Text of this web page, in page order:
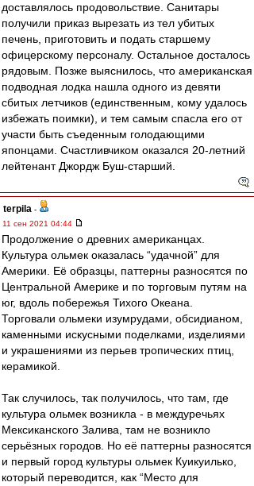
доставлялось продовольствие. Санитары
получили приказ вырезать из тел убитых
печень, приготовить и подать старшему
офицерскому персоналу. Остальное досталось
рядовым. Позже выяснилось, что американская
подводная лодка нашла одного из девяти
сбитых летчиков (единственным, кому удалось
избежать поимки), и тем самым спасла его от
участи быть съеденным голодающими
японцами. Счастливчиком оказался 20-летний
лейтенант Джордж Буш-старший.
terpila -
11 сен 2021 04:44
Продолжение о древних американцах.
Культура ольмек оказалась “удачной” для
Америки. Её образцы, паттерны разносятся по
Центральной Америке и по торговым путям на
юг, вдоль побережья Тихого Океана.
Торговали ольмеки изумрудами, обсидианом,
каменными искусными поделками, изделиями
и украшениями из перьев тропических птиц,
керамикой.
Так случилось, так получилось, что там, где
культура ольмек возникла - в междуречьях
Мексиканского Залива, там не возникло
серьёзных городов. Но её паттерны разносятся
и первый город культуры ольмек Куикуилько,
который переводится, как “Место для